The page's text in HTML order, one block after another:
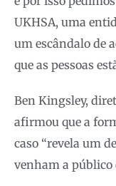
UKHSA, uma
um escândalo de
que as pessoas
Ben Kingsley,
afirmou que a
caso “revela um
venham a público